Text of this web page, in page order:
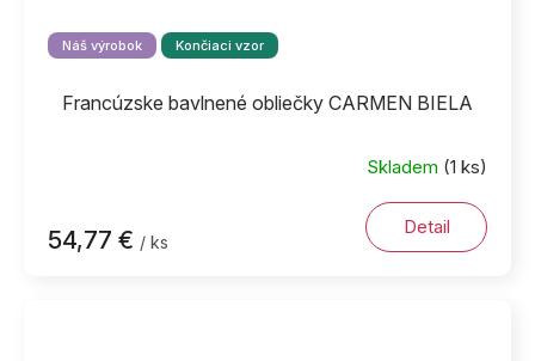
Náš výrobok Končiaci vzor
Francúzske bavlnené obliečky CARMEN BIELA
Skladem (1 ks)
54,77 € / ks
Detail